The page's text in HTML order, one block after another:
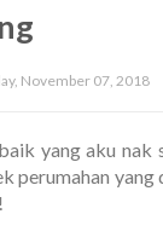
November 07, 2018
yang aku nak
perumahan yang